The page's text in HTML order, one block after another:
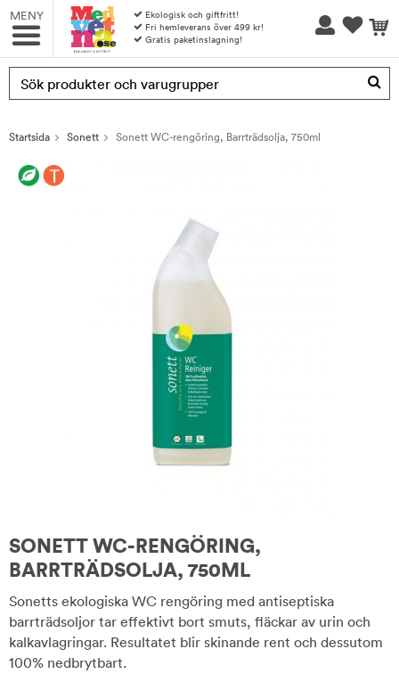
MENY
Ekologisk och giftfritt!
Fri hemleverans över 499 kr!
Gratis paketinslagning!
Produkten har blivit tillagd i varukorgen
Startsida Sonett Sonett WC-rengöring, Barrträdsolja, 750ml
SONETT WC-RENGÖRING,
BARRTRÄDSOLJA, 750ML
Sonetts ekologiska WC rengöring med antiseptiska
barrträdsoljor tar effektivt bort smuts, fläckar av urin och
kalkavlagringar. Resultatet blir skinande rent och dessutom
100% nedbrytbart.